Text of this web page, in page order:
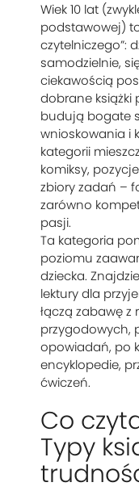
Wiek 10 lat
podstawowej)
czytelniczego”:
samodzielnie,
ciekawością
dobrane książki
budują bogate
wnioskowania i
kategorii
komiksy,
zbiory zadań –
zarówno
pasji.
Ta kategoria
poziomu
dziecka.
lektury dla
łączą zabawę
przygodowych,
opowiadań, po
encyklopedie,
ćwiczeń.
Co
Typy